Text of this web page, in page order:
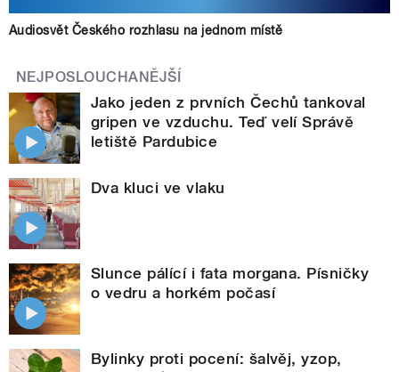
Audiosvět Českého rozhlasu na jednom místě
NEJPOSLOUCHANĚJŠÍ
Jako jeden z prvních Čechů tankoval
gripen ve vzduchu. Teď velí Správě
letiště Pardubice
Dva kluci ve vlaku
Slunce pálící i fata morgana. Písničky
o vedru a horkém počasí
Bylinky proti pocení: šalvěj, yzop,